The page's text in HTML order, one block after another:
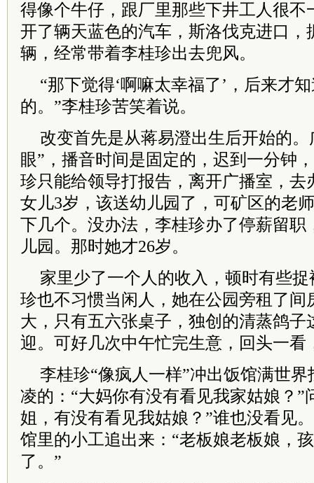
得像个牛仔，跟厂里那些下井工人很不
开了辆天蓝色的汽车，斯洛伐克进口，
辆，经常带着李桂珍出去兜风。
“那下觉得‘啊嘛太幸福了’，后来才
的。”李桂珍苦笑着说。
改变首先是从蒋易澄出生后开始的
眼”，播音时间是固定的，迟到一分钟
珍只能给领导打报告，离开广播室，去
女儿3岁，该送幼儿园了，可矿区的老
下几个。没办法，李桂珍办了停薪留职
儿园。那时她才26岁。
家里少了一个人的收入，顿时有些
珍也不习惯当闲人，她在公园旁租了间
大，只有五六张桌子，独创的清蒸鸽子
迎。可好几次中午忙完生意，回头一看
李桂珍“像疯人一样”冲出饭馆满世
凌的：“大妈你有没有看见我家姑娘？”
姐，有没有看见我姑娘？”谁也没看见
馆里的小工追出来：“老板娘老板娘，
了。”